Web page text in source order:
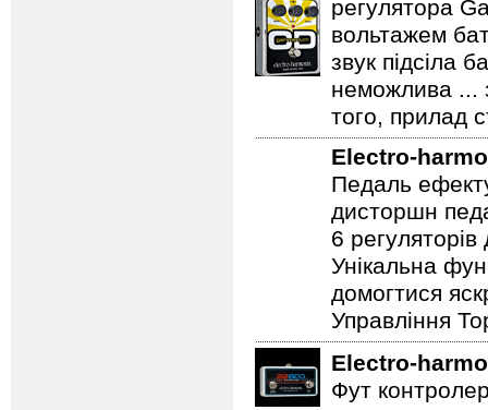
Electro-
Germanium -
регулятора
вольтажем
звук підсіла
неможлива ...
того, прилад
Electro-
Педаль
дисторшн
6
Унікальна
домогтися
Управління